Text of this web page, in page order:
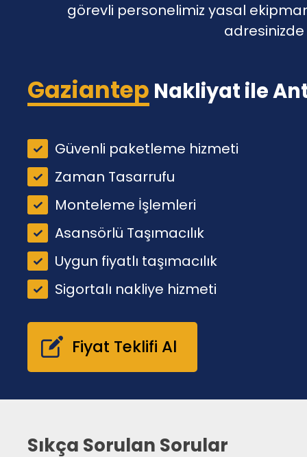
görevli personelimiz yasal
Gaziantep Nakliyat ile
Güvenli paketleme hizmeti
Zaman Tasarrufu
Monteleme İşlemleri
Asansörlü Taşımacılık
Uygun fiyatlı taşımacılık
Sigortalı nakliye hizmeti
Fiyat Teklifi Al
Sıkça Sorulan Sorular